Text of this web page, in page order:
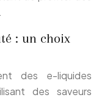
: un choix
des e-liquides
des saveurs